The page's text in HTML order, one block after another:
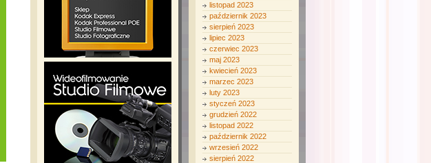
listopad 2023
październik 2023
sierpień 2023
lipiec 2023
czerwiec 2023
maj 2023
kwiecień 2023
marzec 2023
luty 2023
styczeń 2023
grudzień 2022
listopad 2022
październik 2022
wrzesień 2022
sierpień 2022